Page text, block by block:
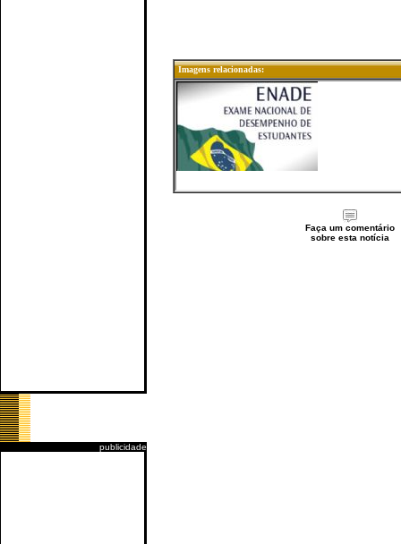
publicidade
Imagens relacionadas:
Faça um comentário
sobre esta notícia